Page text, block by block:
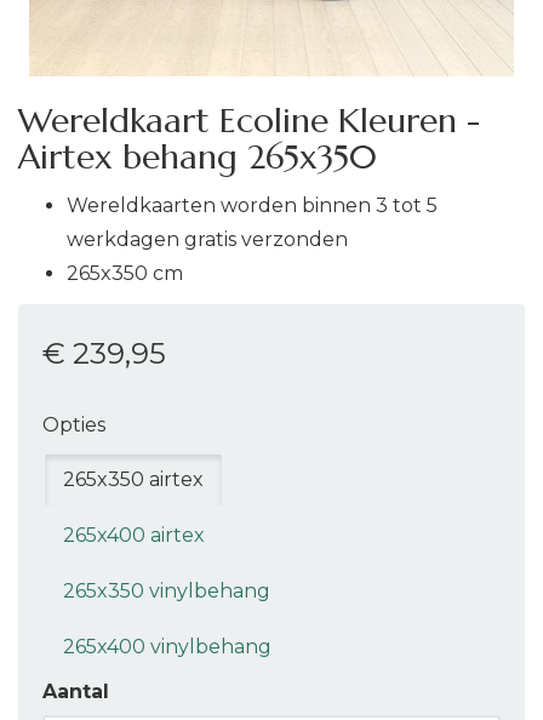
Wereldkaart Ecoline Kleuren -
Airtex behang 265x350
Wereldkaarten worden binnen 3 tot 5
werkdagen gratis verzonden
265x350 cm
€ 239,95
Opties
265x350 airtex
265x400 airtex
265x350 vinylbehang
265x400 vinylbehang
Aantal